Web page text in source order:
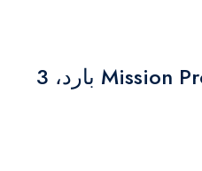
تكييف سبليت ميديا Mission Pro بارد، 3